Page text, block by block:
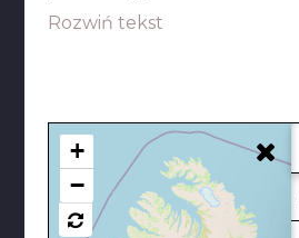
Rozwiń tekst
+
−